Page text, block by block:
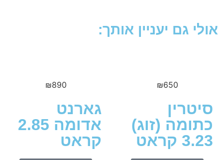
גם יעניין אותך:
(זוג)
גארנט
אדומה 2.85
קראט